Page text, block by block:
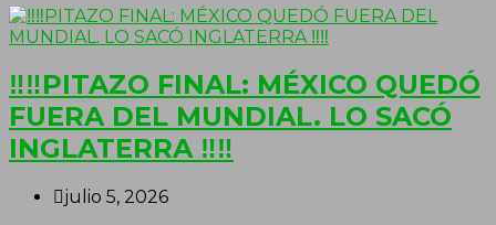
‼‼PITAZO FINAL: MÉXICO QUEDÓ
FUERA DEL MUNDIAL. LO SACÓ
INGLATERRA ‼‼
julio 5, 2026